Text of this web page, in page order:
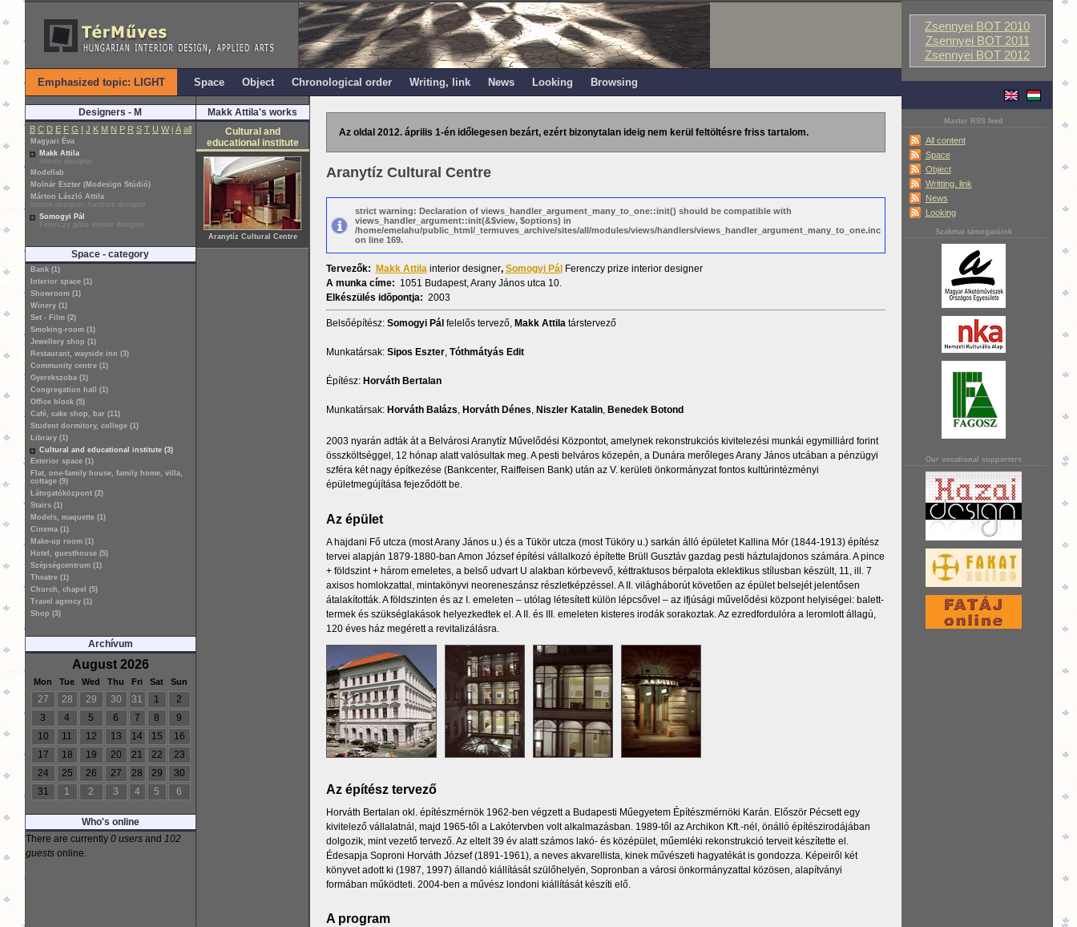
Zsennyei BOT 2010
Zsennyei BOT 2011
Zsennyei BOT 2012
Master RSS feed
All content
Space
Object
Writting, link
News
Looking
Szakmai támogatóink
Our vocational supporters
Emphasized topic: LIGHT Space Object Chronological order Writing, link News Looking Browsing
Designers - M
B C D E F G I J K M N P R S T U W i Á all
Magyari Éva
Makk Attila
interior designer
Modellab
Molnár Eszter (Modesign Stúdió)
Márton László Attila
interior designer, furniture designer
Somogyi Pál
Ferenczy prize interior designer
Space - category
Bank (1)
Interior space (1)
Showroom (1)
Winery (1)
Set - Film (2)
Smoking-room (1)
Jewellery shop (1)
Restaurant, wayside inn (3)
Community centre (1)
Gyerekszoba (1)
Congregation hall (1)
Office block (5)
Café, cake shop, bar (11)
Student dormitory, college (1)
Library (1)
Cultural and educational institute (3)
Exterior space (1)
Flat, one-family house, family home, villa,
cottage (9)
Látogatóközpont (2)
Stairs (1)
Models, maquette (1)
Cinema (1)
Make-up room (1)
Hotel, guesthouse (5)
Szépségcentrum (1)
Theatre (1)
Church, chapel (5)
Travel agency (1)
Shop (3)
Archívum
August 2026
Mon Tue Wed Thu Fri Sat Sun
27 28 29 30 31 1
2
3
4 5 6 7 8
9
10
11 12 13 14 15
16
17
18 19 20 21 22
23
24
25 26 27 28 29
30
31
1 2 3 4 5 6
Who's online
There are currently 0 usersand 102
guestsonline.
Makk Attila's works
Cultural and
educational institute
Aranytíz Cultural Centre
Az oldal 2012. április 1-én időlegesen bezárt, ezért bizonytalan ideig nem kerül feltöltésre friss tartalom.
Aranytíz Cultural Centre
strict warning: Declaration of views_handler_argument_many_to_one::init() should be compatible with
views_handler_argument::init(&$view, $options) in
/home/emelahu/public_html/_termuves_archive/sites/all/modules/views/handlers/views_handler_argument_many_to_one.inc
on line 169.
Tervezők: Makk Attila interior designer, Somogyi Pál Ferenczy prize interior designer
A munka címe: 1051 Budapest, Arany János utca 10.
Elkészülés idõpontja: 2003
Belsőépítész: Somogyi Pál felelős tervező, Makk Attilatárstervező
Munkatársak: Sipos Eszter, Tóthmátyás Edit
Építész: Horváth Bertalan
Munkatársak: Horváth Balázs, Horváth Dénes, Niszler Katalin, Benedek Botond
2003 nyarán adták át a Belvárosi Aranytíz Művelődési Központot, amelynek rekonstrukciós kivitelezési munkái egymilliárd forint
összköltséggel, 12 hónap alatt valósultak meg. A pesti belváros közepén, a Dunára merőleges Arany János utcában a pénzügyi
szféra két nagy építkezése (Bankcenter, Raiffeisen Bank) után az V. kerületi önkormányzat fontos kultúrintézményi
épületmegújítása fejeződött be.
Az épület
A hajdani Fő utcza (most Arany János u.) és a Tükör utcza (most Tüköry u.) sarkán álló épületet Kallina Mór (1844-1913) építész
tervei alapján 1879-1880-ban Amon József építési vállalkozó építette Brüll Gusztáv gazdag pesti háztulajdonos számára. A pince
+ földszint + három emeletes, a belső udvart U alakban körbevevő, kéttraktusos bérpalota eklektikus stílusban készült, 11, ill. 7
axisos homlokzattal, mintakönyvi neoreneszánsz részletképzéssel. A II. világháborút követően az épület belsejét jelentősen
átalakították. A földszinten és az I. emeleten – utólag létesített külön lépcsővel – az ifjúsági művelődési központ helyiségei: balett-
termek és szükséglakások helyezkedtek el. A II. és III. emeleten kisteres irodák sorakoztak. Az ezredfordulóra a leromlott állagú,
120 éves ház megérett a revitalizálásra.
Az építész tervező
Horváth Bertalan okl. építészmérnök 1962-ben végzett a Budapesti Műegyetem Építészmérnöki Karán. Először Pécsett egy
kivitelező vállalatnál, majd 1965-től a Lakótervben volt alkalmazásban. 1989-től az Archikon Kft.-nél, önálló építészirodájában
dolgozik, mint vezető tervező. Az eltelt 39 év alatt számos lakó- és középület, műemléki rekonstrukció terveit készítette el.
Édesapja Soproni Horváth József (1891-1961), a neves akvarellista, kinek művészeti hagyatékát is gondozza. Képeiről két
könyvet adott ki (1987, 1997) állandó kiállítását szülőhelyén, Sopronban a városi önkormányzattal közösen, alapítványi
formában működteti. 2004-ben a művész londoni kiállítását készíti elő.
A program